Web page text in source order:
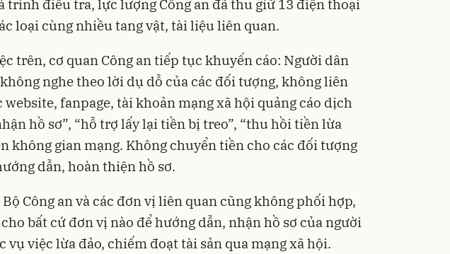
trình điều tra, lực lượng Công an đã thu giữ 13 điện thoại
loại cùng nhiều tang vật, tài liệu liên quan.
trên, cơ quan Công an tiếp tục khuyến cáo: Người dân
nghe theo lời dụ dỗ của các đối tượng, không liên
website, fanpage, tài khoản mạng xã hội quảng cáo dịch
hồ sơ”, “hỗ trợ lấy lại tiền bị treo”, “thu hồi tiền lừa
không gian mạng. Không chuyển tiền cho các đối tượng
dẫn, hoàn thiện hồ sơ.
Công an và các đơn vị liên quan cũng không phối hợp,
bất cứ đơn vị nào để hướng dẫn, nhận hồ sơ của người
vụ việc lừa đảo, chiếm đoạt tài sản qua mạng xã hội.